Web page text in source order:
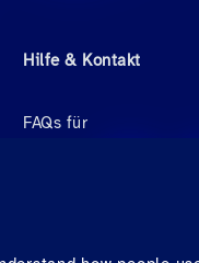
Hilfe & Kontakt
FAQs für